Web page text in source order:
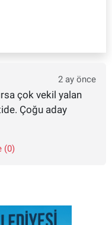
2 ay önce
çok vekil yalan
Çoğu aday
(0)